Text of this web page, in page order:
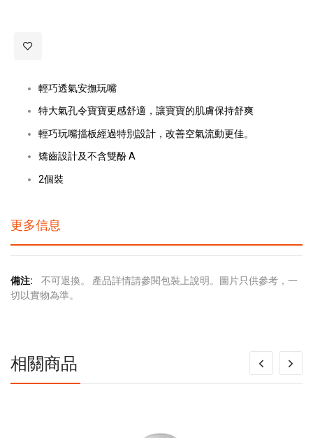
輕巧透氣安撫玩嘴
特大氣孔令寶寶更感舒適，讓寶寶的肌膚保持舒爽
輕巧玩嘴擋板經過特別設計，改善空氣流動更佳。
矯齒設計及不含雙酚 A
2個裝
更多信息
更
多
不可退換。 產品詳情請參閱包裝上說明。圖片只供參考，一
切以實物為準。
相關商品